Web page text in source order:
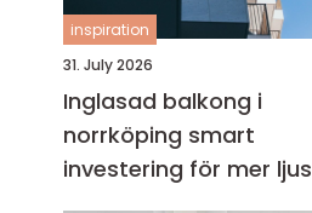
inspiration
31. July 2026
Inglasad balkong i
norrköping smart
investering för mer ljus
och extra yta